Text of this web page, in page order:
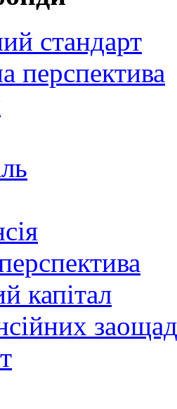
стандарт
перспектива
капітал